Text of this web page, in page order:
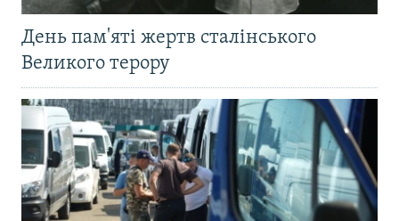
День пам'яті жертв сталінського
Великого терору